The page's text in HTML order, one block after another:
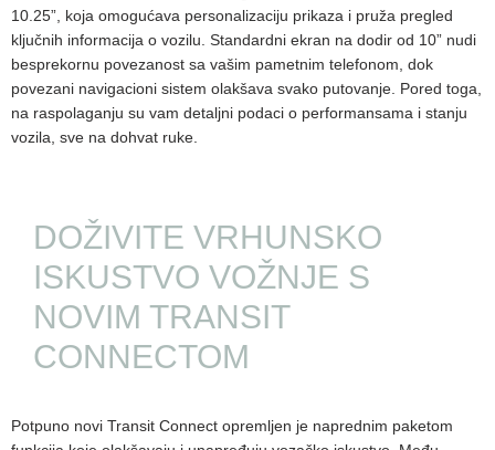
10.25”, koja omogućava personalizaciju prikaza i pruža pregled
ključnih informacija o vozilu. Standardni ekran na dodir od 10” nudi
besprekornu povezanost sa vašim pametnim telefonom, dok
povezani navigacioni sistem olakšava svako putovanje. Pored toga,
na raspolaganju su vam detaljni podaci o performansama i stanju
vozila, sve na dohvat ruke.
DOŽIVITE VRHUNSKO
ISKUSTVO VOŽNJE S
NOVIM TRANSIT
CONNECTOM
Potpuno novi Transit Connect opremljen je naprednim paketom